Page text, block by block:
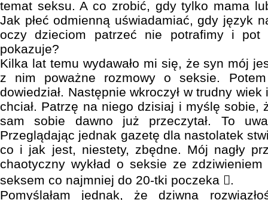
temat seksu. A co zrobić, gdy tylko mama
Jak płeć odmienną uświadamiać, gdy język
oczy dzieciom patrzeć nie potrafimy i
pokazuje?
Kilka lat temu wydawało mi się, że syn mój
z nim poważne rozmowy o seksie.
dowiedział. Następnie wkroczył w trudny
chciał. Patrzę na niego dzisiaj i myślę sobie,
sam sobie dawno już przeczytał. To
Przeglądając jednak gazetę dla nastolatek
co i jak jest, niestety, zbędne. Mój nagły
chaotyczny wykład o seksie ze
seksem co najmniej do 20-tki poczeka .
Pomyślałam jednak, że dziwna